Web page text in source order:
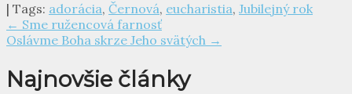
| Tags: adorácia, Černová, eucharistia, Jubilejný rok
Post
navigation
← Sme ružencová farnosť
Oslávme Boha skrze Jeho svätých →
Najnovšie články